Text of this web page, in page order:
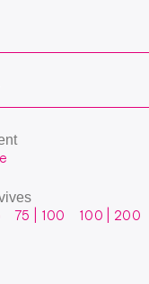
75 | 100 100 | 200